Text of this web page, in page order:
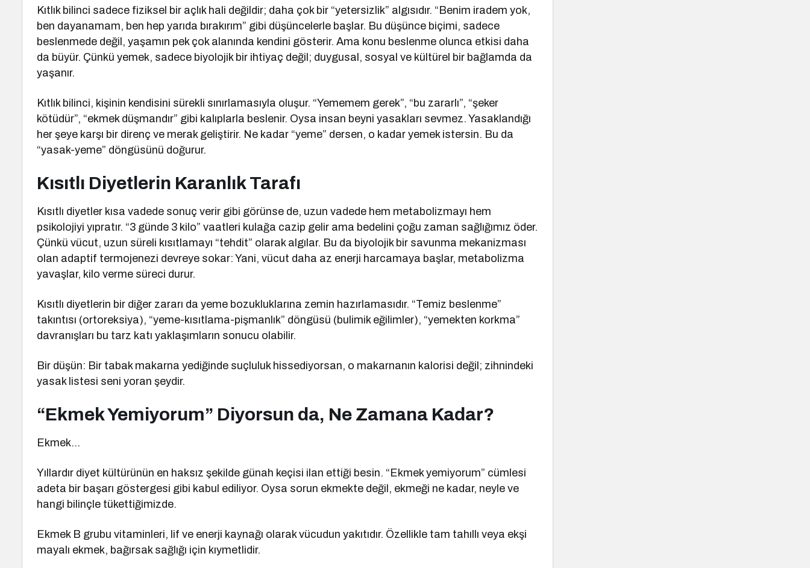
Kıtlık bilinci sadece fiziksel bir açlık hali değildir; daha çok bir “yetersizlik” algısıdır. “Benim iradem yok,
ben dayanamam, ben hep yarıda bırakırım” gibi düşüncelerle başlar. Bu düşünce biçimi, sadece
beslenmede değil, yaşamın pek çok alanında kendini gösterir. Ama konu beslenme olunca etkisi daha
da büyür. Çünkü yemek, sadece biyolojik bir ihtiyaç değil; duygusal, sosyal ve kültürel bir bağlamda da
yaşanır.
Kıtlık bilinci, kişinin kendisini sürekli sınırlamasıyla oluşur. “Yememem gerek”, “bu zararlı”, “şeker
kötüdür”, “ekmek düşmandır” gibi kalıplarla beslenir. Oysa insan beyni yasakları sevmez. Yasaklandığı
her şeye karşı bir direnç ve merak geliştirir. Ne kadar “yeme” dersen, o kadar yemek istersin. Bu da
“yasak-yeme” döngüsünü doğurur.
Kısıtlı Diyetlerin Karanlık Tarafı
Kısıtlı diyetler kısa vadede sonuç verir gibi görünse de, uzun vadede hem metabolizmayı hem
psikolojiyi yıpratır. “3 günde 3 kilo” vaatleri kulağa cazip gelir ama bedelini çoğu zaman sağlığımız öder.
Çünkü vücut, uzun süreli kısıtlamayı “tehdit” olarak algılar. Bu da biyolojik bir savunma mekanizması
olan adaptif termojenezi devreye sokar: Yani, vücut daha az enerji harcamaya başlar, metabolizma
yavaşlar, kilo verme süreci durur.
Kısıtlı diyetlerin bir diğer zararı da yeme bozukluklarına zemin hazırlamasıdır. “Temiz beslenme”
takıntısı (ortoreksiya), “yeme-kısıtlama-pişmanlık” döngüsü (bulimik eğilimler), “yemekten korkma”
davranışları bu tarz katı yaklaşımların sonucu olabilir.
Bir düşün: Bir tabak makarna yediğinde suçluluk hissediyorsan, o makarnanın kalorisi değil; zihnindeki
yasak listesi seni yoran şeydir.
“Ekmek Yemiyorum” Diyorsun da, Ne Zamana Kadar?
Ekmek…
Yıllardır diyet kültürünün en haksız şekilde günah keçisi ilan ettiği besin. “Ekmek yemiyorum” cümlesi
adeta bir başarı göstergesi gibi kabul ediliyor. Oysa sorun ekmekte değil, ekmeği ne kadar, neyle ve
hangi bilinçle tükettiğimizde.
Ekmek B grubu vitaminleri, lif ve enerji kaynağı olarak vücudun yakıtıdır. Özellikle tam tahıllı veya ekşi
mayalı ekmek, bağırsak sağlığı için kıymetlidir.